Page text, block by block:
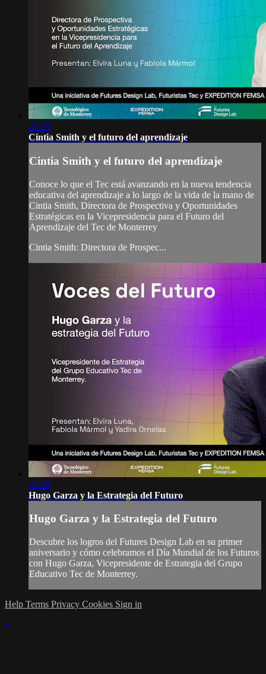
23:25
Cintia Smith y el futuro del aprendizaje
Cintia Smith y el futuro del aprendizaje
Conoce lo que el Tec está avanzando en la nueva tendencia
educativa del aprendizaje a lo largo de la vida de la mano de
Cintia Smith, Directora de Prospectiva y Oportunidades
Estratégicas en la Vicepresidencia para el Futuro del
Aprendizaje del Tec de Monterrey
Cintia Smith: Directora de Prospec...
33:38
Hugo Garza y la Estrategia del Futuro
Hugo Garza y la Estrategia del Futuro
Descubre los logros del Futures Design Lab en su primer
aniversario y cómo celebramos el Día Mundial de los Futuros
con Hugo Garza, Vicepresidente de Estrategia del Grupo
Educativo Tec de Monterrey.
Help Terms Privacy Cookies Sign in
×